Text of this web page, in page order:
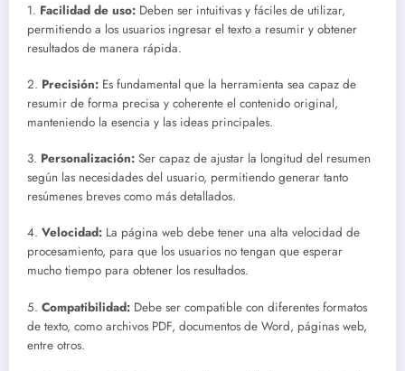
1. Facilidad de uso: Deben ser intuitivas y fáciles de utilizar,
permitiendo a los usuarios ingresar el texto a resumir y obtener
resultados de manera rápida.
2. Precisión: Es fundamental que la herramienta sea capaz de
resumir de forma precisa y coherente el contenido original,
manteniendo la esencia y las ideas principales.
3. Personalización: Ser capaz de ajustar la longitud del resumen
según las necesidades del usuario, permitiendo generar tanto
resúmenes breves como más detallados.
4. Velocidad: La página web debe tener una alta velocidad de
procesamiento, para que los usuarios no tengan que esperar
mucho tiempo para obtener los resultados.
5. Compatibilidad: Debe ser compatible con diferentes formatos
de texto, como archivos PDF, documentos de Word, páginas web,
entre otros.